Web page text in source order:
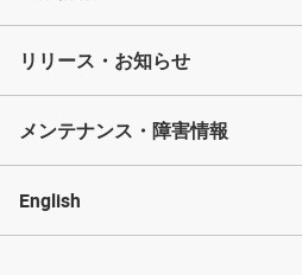
リリース・お知らせ
メンテナンス・障害情報
English